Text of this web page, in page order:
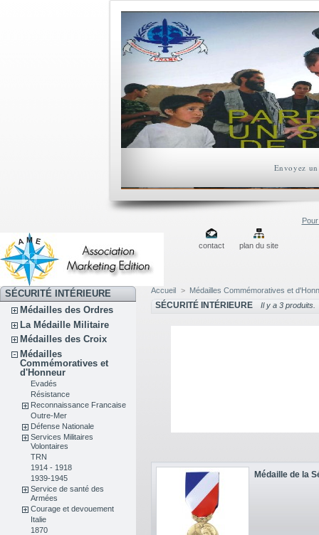
Envoyez
contact plan du site
SÉCURITÉ INTÉRIEURE
Médailles des Ordres
La Médaille Militaire
Médailles des Croix
Médailles
Commémoratives et
d'Honneur
Evadés
Résistance
Reconnaissance Francaise
Outre-Mer
Défense Nationale
Services Militaires
Volontaires
TRN
1914 - 1918
1939-1945
Service de santé des
Armées
Courage et devouement
Italie
1870
Accueil > Médailles Commémoratives et
SÉCURITÉ INTÉRIEURE Il y a 3 produits.
Médaille de la